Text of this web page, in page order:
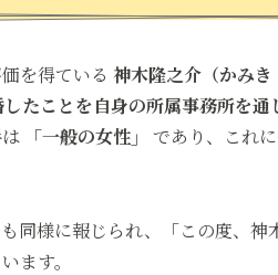
を得ている 神木隆之介（かみき
たことを自身の所属事務所を通
「一般の女性」
であり、これ
同様に報じられ、「この度、
ます。